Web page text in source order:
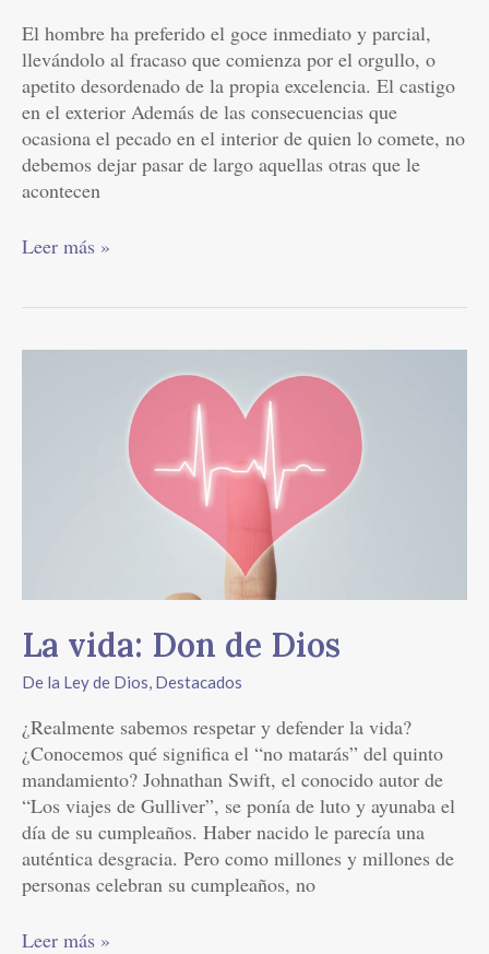
El hombre ha preferido el goce inmediato y parcial,
llevándolo al fracaso que comienza por el orgullo, o
apetito desordenado de la propia excelencia. El castigo
en el exterior Además de las consecuencias que
ocasiona el pecado en el interior de quien lo comete, no
debemos dejar pasar de largo aquellas otras que le
acontecen
Leer más »
La vida: Don de Dios
De la Ley de Dios, Destacados
¿Realmente sabemos respetar y defender la vida?
¿Conocemos qué significa el “no matarás” del quinto
mandamiento? Johnathan Swift, el conocido autor de
“Los viajes de Gulliver”, se ponía de luto y ayunaba el
día de su cumpleaños. Haber nacido le parecía una
auténtica desgracia. Pero como millones y millones de
personas celebran su cumpleaños, no
Leer más »